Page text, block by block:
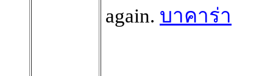
again. บาคาร่า